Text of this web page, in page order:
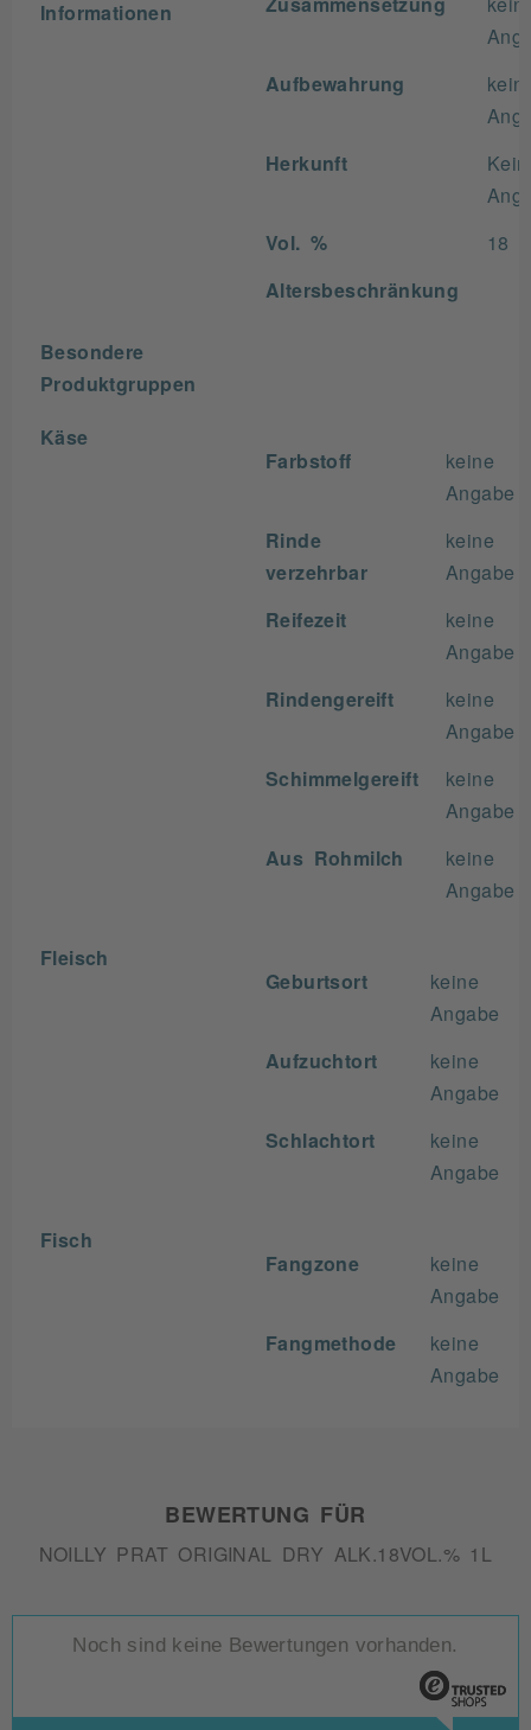
Informationen
Aufbewahrung
Herkunft
Vol. % 18
Altersbeschränkung
Besondere
Produktgruppen
Käse
Farbstoff
keine
Angabe
Rinde
verzehrbar
keine
Angabe
Reifezeit
keine
Angabe
Rindengereift
keine
Angabe
Schimmelgereift
keine
Angabe
Aus Rohmilch
keine
Angabe
Fleisch
Geburtsort
keine
Angabe
Aufzuchtort
keine
Angabe
Schlachtort
keine
Angabe
Fisch
Fangzone
keine
Angabe
Fangmethode
keine
Angabe
BEWERTUNG FÜR
NOILLY PRAT ORIGINAL DRY ALK.18VOL.% 1L
Noch sind keine Bewertungen vorhanden.